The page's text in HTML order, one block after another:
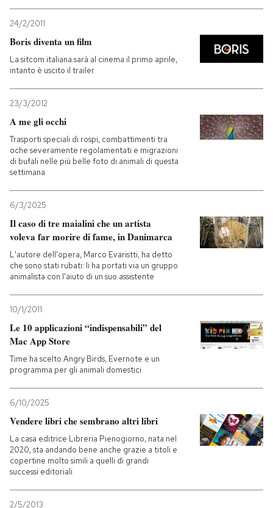
24/2/2011
Boris diventa un film
La sitcom italiana sarà al cinema il primo aprile,
intanto è uscito il trailer
23/3/2012
A me gli occhi
Trasporti speciali di rospi, combattimenti tra
oche severamente regolamentati e migrazioni
di bufali nelle più belle foto di animali di questa
settimana
6/3/2025
Il caso di tre maialini che un artista
voleva far morire di fame, in Danimarca
L'autore dell'opera, Marco Evaristti, ha detto
che sono stati rubati: li ha portati via un gruppo
animalista con l'aiuto di un suo assistente
10/1/2011
Le 10 applicazioni “indispensabili” del
Mac App Store
Time ha scelto Angry Birds, Evernote e un
programma per gli animali domestici
6/10/2025
Vendere libri che sembrano altri libri
La casa editrice Libreria Pienogiorno, nata nel
2020, sta andando bene anche grazie a titoli e
copertine molto simili a quelli di grandi
successi editoriali
2/5/2013